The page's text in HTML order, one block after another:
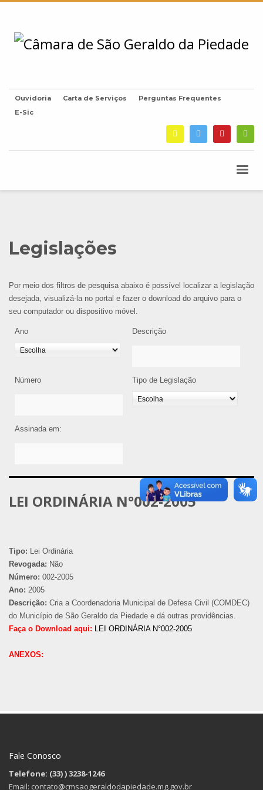
Ouvidoria Carta de Serviços
Perguntas Frequentes
E-Sic
Legislações
Por meio dos filtros de pesquisa abaixo é possível localizar a legislação
desejada, visualizá-la no portal e fazer o download do arquivo para o
seu computador ou dispositivo móvel.
Ano Descrição
Número Tipo de Legislação
Assinada em:
LEI ORDINÁRIA N°002-2005
Tipo: Lei Ordinária
Revogada: Não
Número: 002-2005
Ano: 2005
Descrição: Cria a Coordenadoria Municipal de Defesa Civil (COMDEC)
do Município de São Geraldo da Piedade e dá outras providências.
Faça o Download aqui: LEI ORDINÁRIA N°002-2005
ANEXOS:
Fale Conosco
Telefone: (33)) 3238-1246
Email: contato@cmsaogeraldodapiedade.mg.gov.br